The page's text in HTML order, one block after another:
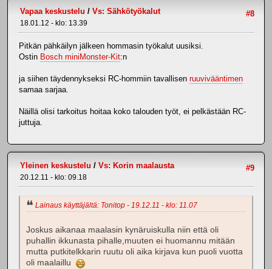
#8
Vapaa keskustelu / Vs: Sähkötyökalut
18.01.12 - klo: 13.39
Pitkän pähkäilyn jälkeen hommasin työkalut uusiksi.
Ostin Bosch miniMonster-Kit:n
ja siihen täydennykseksi RC-hommiin tavallisen ruuvivääntimen
samaa sarjaa.
Näillä olisi tarkoitus hoitaa koko talouden työt, ei pelkästään RC-
juttuja.
#9
Yleinen keskustelu / Vs: Korin maalausta
20.12.11 - klo: 09.18
Lainaus käyttäjältä: Tonitop - 19.12.11 - klo: 11.07
Joskus aikanaa maalasin kynäruiskulla niin että oli
puhallin ikkunasta pihalle,muuten ei huomannu mitään
mutta putkitelkkarin ruutu oli aika kirjava kun puoli vuotta
oli maalaillu